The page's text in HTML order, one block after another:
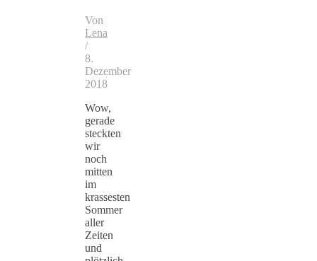
Von
Lena
/
8.
Dezember
2018
Wow,
gerade
steckten
wir
noch
mitten
im
krassesten
Sommer
aller
Zeiten
und